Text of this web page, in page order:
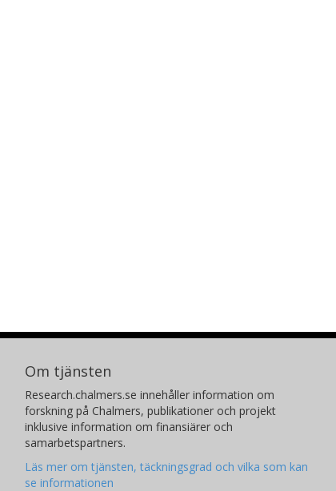
Om tjänsten
Research.chalmers.se innehåller information om
forskning på Chalmers, publikationer och projekt
inklusive information om finansiärer och
samarbetspartners.
Läs mer om tjänsten, täckningsgrad och vilka som kan
se informationen